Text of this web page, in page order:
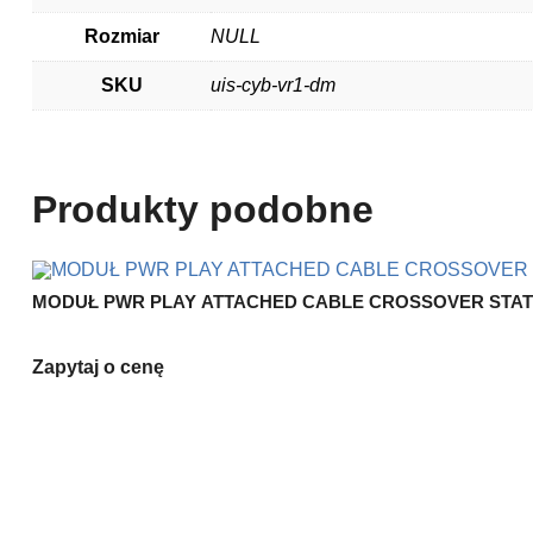
Rozmiar NULL
SKU uis-cyb-vr1-dm
Produkty podobne
MODUŁ PWR PLAY ATTACHED CABLE CROSSOVER
Zapytaj o cenę